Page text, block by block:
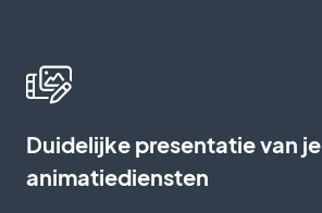
Duidelijke presentatie van je
animatiediensten